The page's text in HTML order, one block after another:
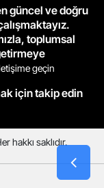
güncel ve doğru
toplumsal
geçin
için takip edin
hakkı saklıdır.